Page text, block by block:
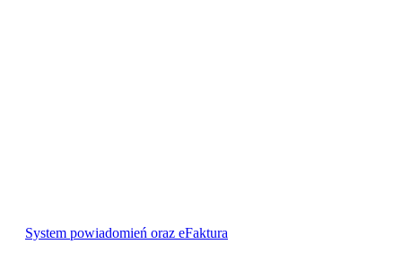
System powiadomień oraz eFaktura